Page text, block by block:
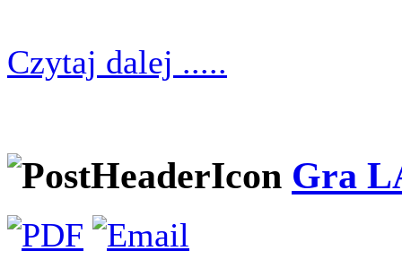
Czytaj dalej .....
Gra